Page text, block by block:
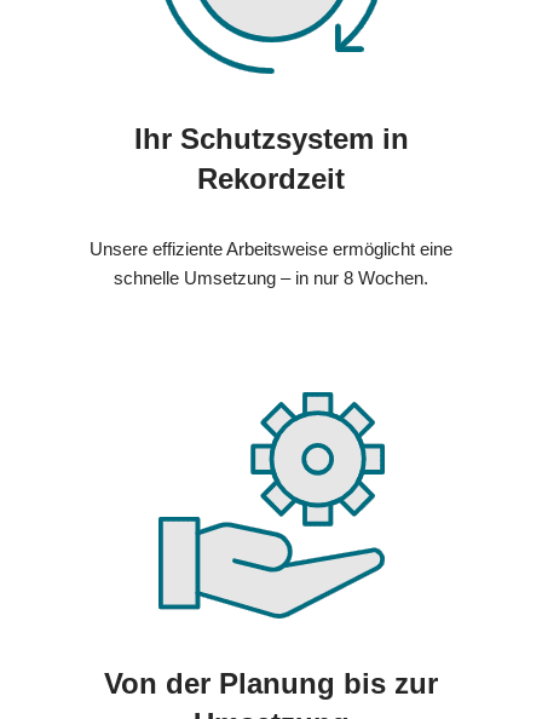
Ihr Schutzsystem in
Rekordzeit
Unsere effiziente Arbeitsweise ermöglicht eine
schnelle Umsetzung – in nur 8 Wochen.
Von der Planung bis zur